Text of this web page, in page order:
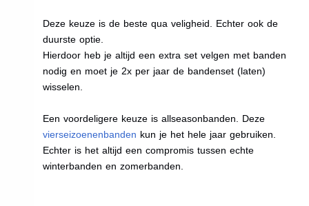
Deze keuze is de beste qua veligheid. Echter ook de
duurste optie.
Hierdoor heb je altijd een extra set velgen met banden
nodig en moet je 2x per jaar de bandenset (laten)
wisselen.
Een voordeligere keuze is allseasonbanden. Deze
vierseizoenenbanden kun je het hele jaar gebruiken.
Echter is het altijd een compromis tussen echte
winterbanden en zomerbanden.